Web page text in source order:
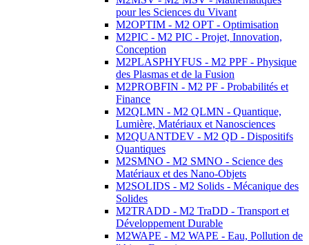
pour les Sciences du Vivant
M2OPTIM - M2 OPT - Optimisation
M2PIC - M2 PIC - Projet, Innovation,
Conception
M2PLASPHYFUS - M2 PPF - Physique
des Plasmas et de la Fusion
M2PROBFIN - M2 PF - Probabilités et
Finance
M2QLMN - M2 QLMN - Quantique,
Lumière, Matériaux et Nanosciences
M2QUANTDEV - M2 QD - Dispositifs
Quantiques
M2SMNO - M2 SMNO - Science des
Matériaux et des Nano-Objets
M2SOLIDS - M2 Solids - Mécanique des
Solides
M2TRADD - M2 TraDD - Transport et
Développement Durable
M2WAPE - M2 WAPE - Eau, Pollution de